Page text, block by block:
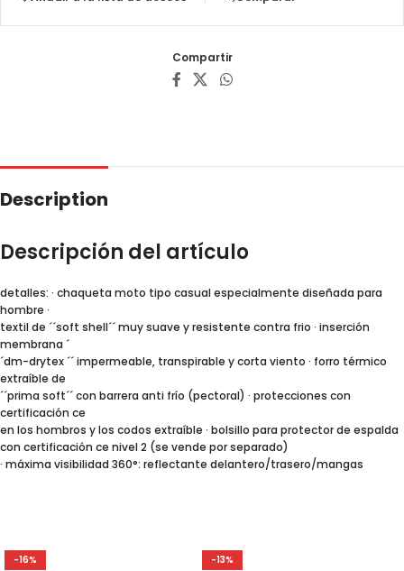
Compartir
Description
Descripción del artículo
detalles: · chaqueta moto tipo casual especialmente diseñada para
hombre ·
textil de ´´soft shell´´ muy suave y resistente contra frio · inserción
membrana ´
´dm-drytex ´´ impermeable, transpirable y corta viento · forro térmico
extraíble de
´´prima soft´´ con barrera anti frío (pectoral) · protecciones con
certificación ce
en los hombros y los codos extraíble · bolsillo para protector de espalda
con certificación ce nivel 2 (se vende por separado)
· máxima visibilidad 360°: reflectante delantero/trasero/mangas
-16% -13%